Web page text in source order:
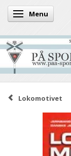
Skifte navigation
Menu
Lokomotivet